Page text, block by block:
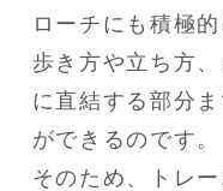
ローチにも積極
歩き方や立ち方
に直結する部分
ができるのです。
そのため、トレ